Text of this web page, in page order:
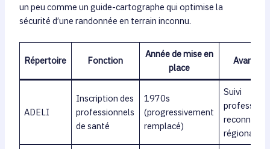
un peu comme un guide-cartographe qui optimise la
sécurité d’une randonnée en terrain inconnu.
Répertoire Fonction
Année de mise en
place
ADELI
Inscription des
professionnels
de santé
1970s
(progressivement
remplacé)
Suivi
régionale